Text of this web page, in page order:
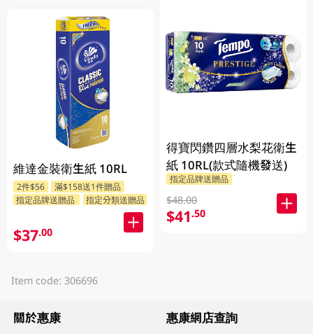
維達金裝衛生紙 10RL
2件$56
滿$158送1件贈品
指定品牌送贈品
指定分類送贈品
$37.00
得寶閃鑽四層水梨花衛生
紙 10RL(款式隨機發送)
指定品牌送贈品
$48.00
$41.50
Item code: 306696
關於惠康 惠康網店查詢